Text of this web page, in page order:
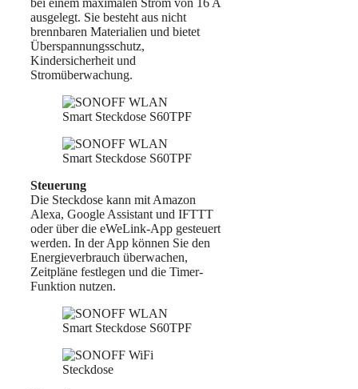
bei einem maximalen Strom von 16 A
ausgelegt. Sie besteht aus nicht
brennbaren Materialien und bietet
Überspannungsschutz,
Kindersicherheit und
Stromüberwachung.
Steuerung
Die Steckdose kann mit Amazon
Alexa, Google Assistant und IFTTT
oder über die eWeLink-App gesteuert
werden. In der App können Sie den
Energieverbrauch überwachen,
Zeitpläne festlegen und die Timer-
Funktion nutzen.